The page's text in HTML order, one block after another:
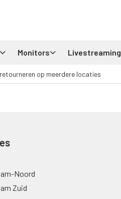
Monitors Livestreaming
op meerdere locaties
Noord
Zuid